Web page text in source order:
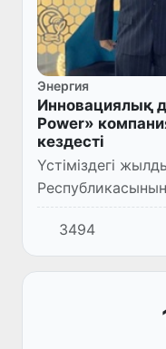
Энергия
Инновациялық
Power»
кездесті
Үстіміздегі
министрі
Арабиясының
басқарма
3494